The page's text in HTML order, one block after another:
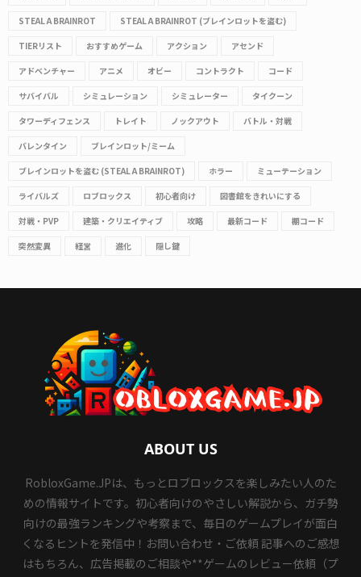
STEAL A BRAINROT STEAL A BRAINROT (ブレインロットを盗む)
TIERリスト おすすめゲーム アクション アセンド
アドベンチャー アニメ オビー コントラクト コード
サバイバル シミュレーション シミュレーター タイクーン
タワーディフェンス トレイト ノックアウト バトル・対戦
バレンタイン ブレインロット/ミーム
ブレインロットを盗む (STEAL A BRAINROT) ホラー ミューテーション
ライバルズ ロブロックス 初心者向け 図書館をきれいにする
対戦・PVP 建築・クリエイティブ 攻略 最新コード 棚コード
突然変異 経営 進化 隠し鍵
ABOUT US
RobloxGame.JPは、もっとロブロックスを楽しみたい人のた
めの情報サイトです。初心者向けのやさしい解説から、ガチ勢
向けの最強ランキングや考察まで、毎日のゲームプレイが面白
くなるヒントを発信中！お問い合わせ・ご依頼 記事へのご感想
はもちろん、広告掲載のご相談や**ゲームのレビュー依頼（プ